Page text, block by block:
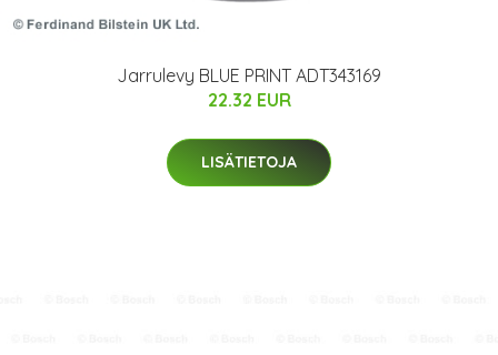
Jarrulevy BLUE PRINT ADT343169
22.32 EUR
LISÄTIETOJA